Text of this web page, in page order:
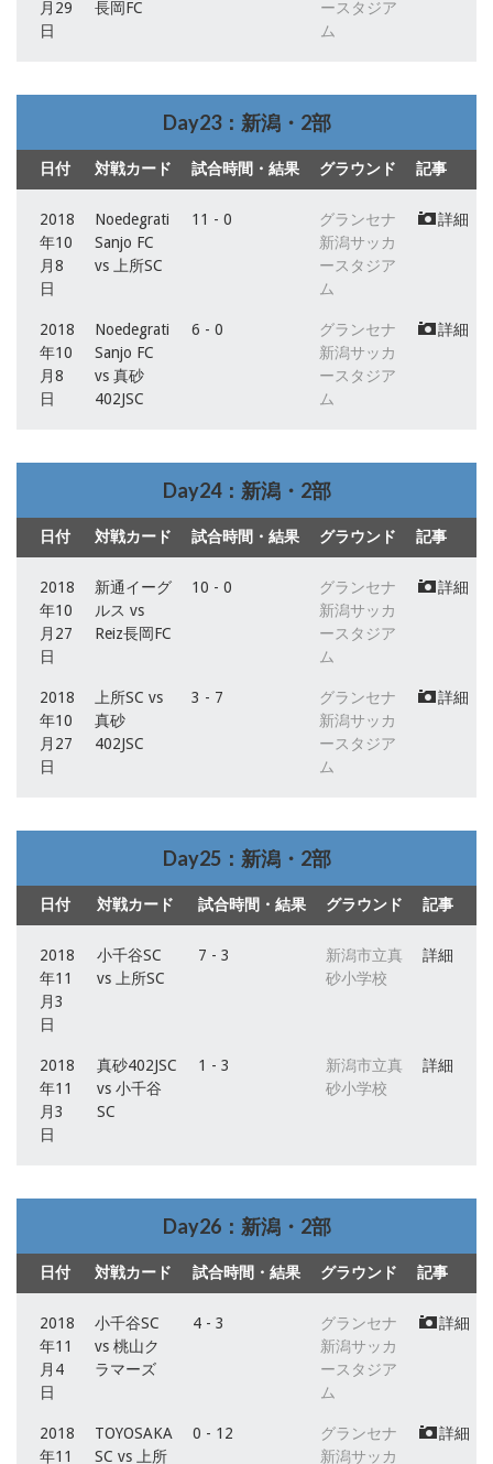
月29
日
長岡FC
ースタジア
ム
Day23：新潟・2部
日付 対戦カード 試合時間・結果 グラウンド 記事
2018
年10
月8
日
Noedegrati
Sanjo FC
vs 上所SC
11 - 0
グランセナ
新潟サッカ
ースタジア
ム
詳細
2018
年10
月8
日
Noedegrati
Sanjo FC
vs 真砂
402JSC
6 - 0
グランセナ
新潟サッカ
ースタジア
ム
詳細
Day24：新潟・2部
日付 対戦カード 試合時間・結果 グラウンド 記事
2018
年10
月27
日
新通イーグ
ルス vs
Reiz長岡FC
10 - 0
グランセナ
新潟サッカ
ースタジア
ム
詳細
2018
年10
月27
日
上所SC vs
真砂
402JSC
3 - 7
グランセナ
新潟サッカ
ースタジア
ム
詳細
Day25：新潟・2部
日付 対戦カード 試合時間・結果 グラウンド 記事
2018
年11
月3
日
小千谷SC
vs 上所SC
7 - 3
新潟市立真
砂小学校
詳細
2018
年11
月3
日
真砂402JSC
vs 小千谷
SC
1 - 3
新潟市立真
砂小学校
詳細
Day26：新潟・2部
日付 対戦カード 試合時間・結果 グラウンド 記事
2018
年11
月4
日
小千谷SC
vs 桃山ク
ラマーズ
4 - 3
グランセナ
新潟サッカ
ースタジア
ム
詳細
2018
年11
TOYOSAKA
SC vs 上所
0 - 12
グランセナ
新潟サッカ
詳細